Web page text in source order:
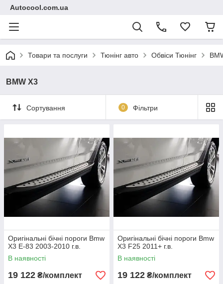
Autocool.com.ua
Товари та послуги Тюнінг авто Обвіси Тюнінг
BMW X3
Сортування 0 Фільтри
Оригінальні бічні пороги Bmw
X3 E-83 2003-2010 г.в.
В наявності
19 122 ₴/комплект
Оригінальні бічні пороги Bmw
X3 F25 2011+ г.в.
В наявності
19 122 ₴/комплект